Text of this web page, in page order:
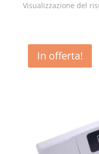
Visualizzazione del
In offerta!